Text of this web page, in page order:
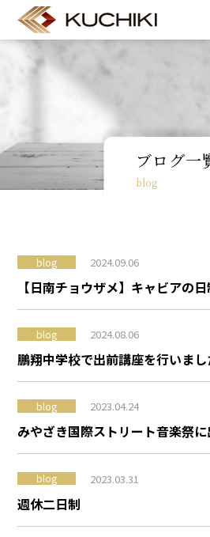
ブログ一
blog
blog 2024.09.06
【日南チョウザメ】キャビアの
blog 2024.08.06
鵬翔中学校で出前講座を行いまし
blog 2023.04.24
みやざき国際ストリート音楽祭に
blog 2023.03.31
週休二日制